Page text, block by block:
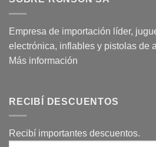
Empresa de importación líder,
electrónica, inflables y pistolas de
Más información
RECIBÍ DESCUENTOS
Recibí importantes descuentos.